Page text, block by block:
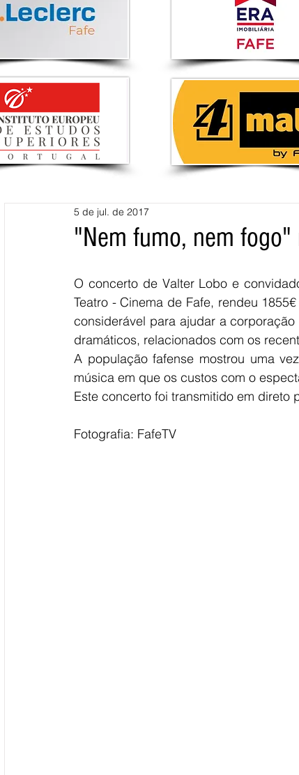
"Nem fumo, nem
5 de jul. de 2017
O concerto de Valter Lobo e
Teatro - Cinema de Fafe, rendeu
considerável para ajudar a
dramáticos, relacionados com os
A população fafense mostrou uma
música em que os custos com o
Este concerto foi transmitido em direto
Fotografia: FafeTV